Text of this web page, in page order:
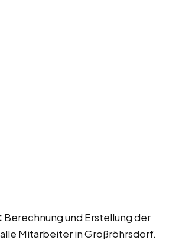
Berechnung und Erstellung der
Mitarbeiter in Großröhrsdorf.